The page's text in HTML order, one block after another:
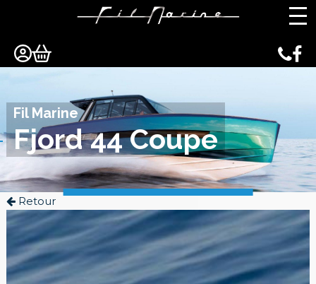
Fil Marine
Fjord 44 Coupe
Retour
Panneau de gestion des cookies